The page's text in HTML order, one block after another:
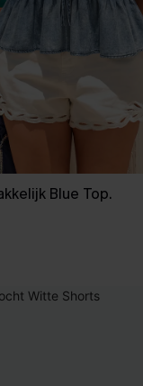
Dat was makkelijk Blue Top.